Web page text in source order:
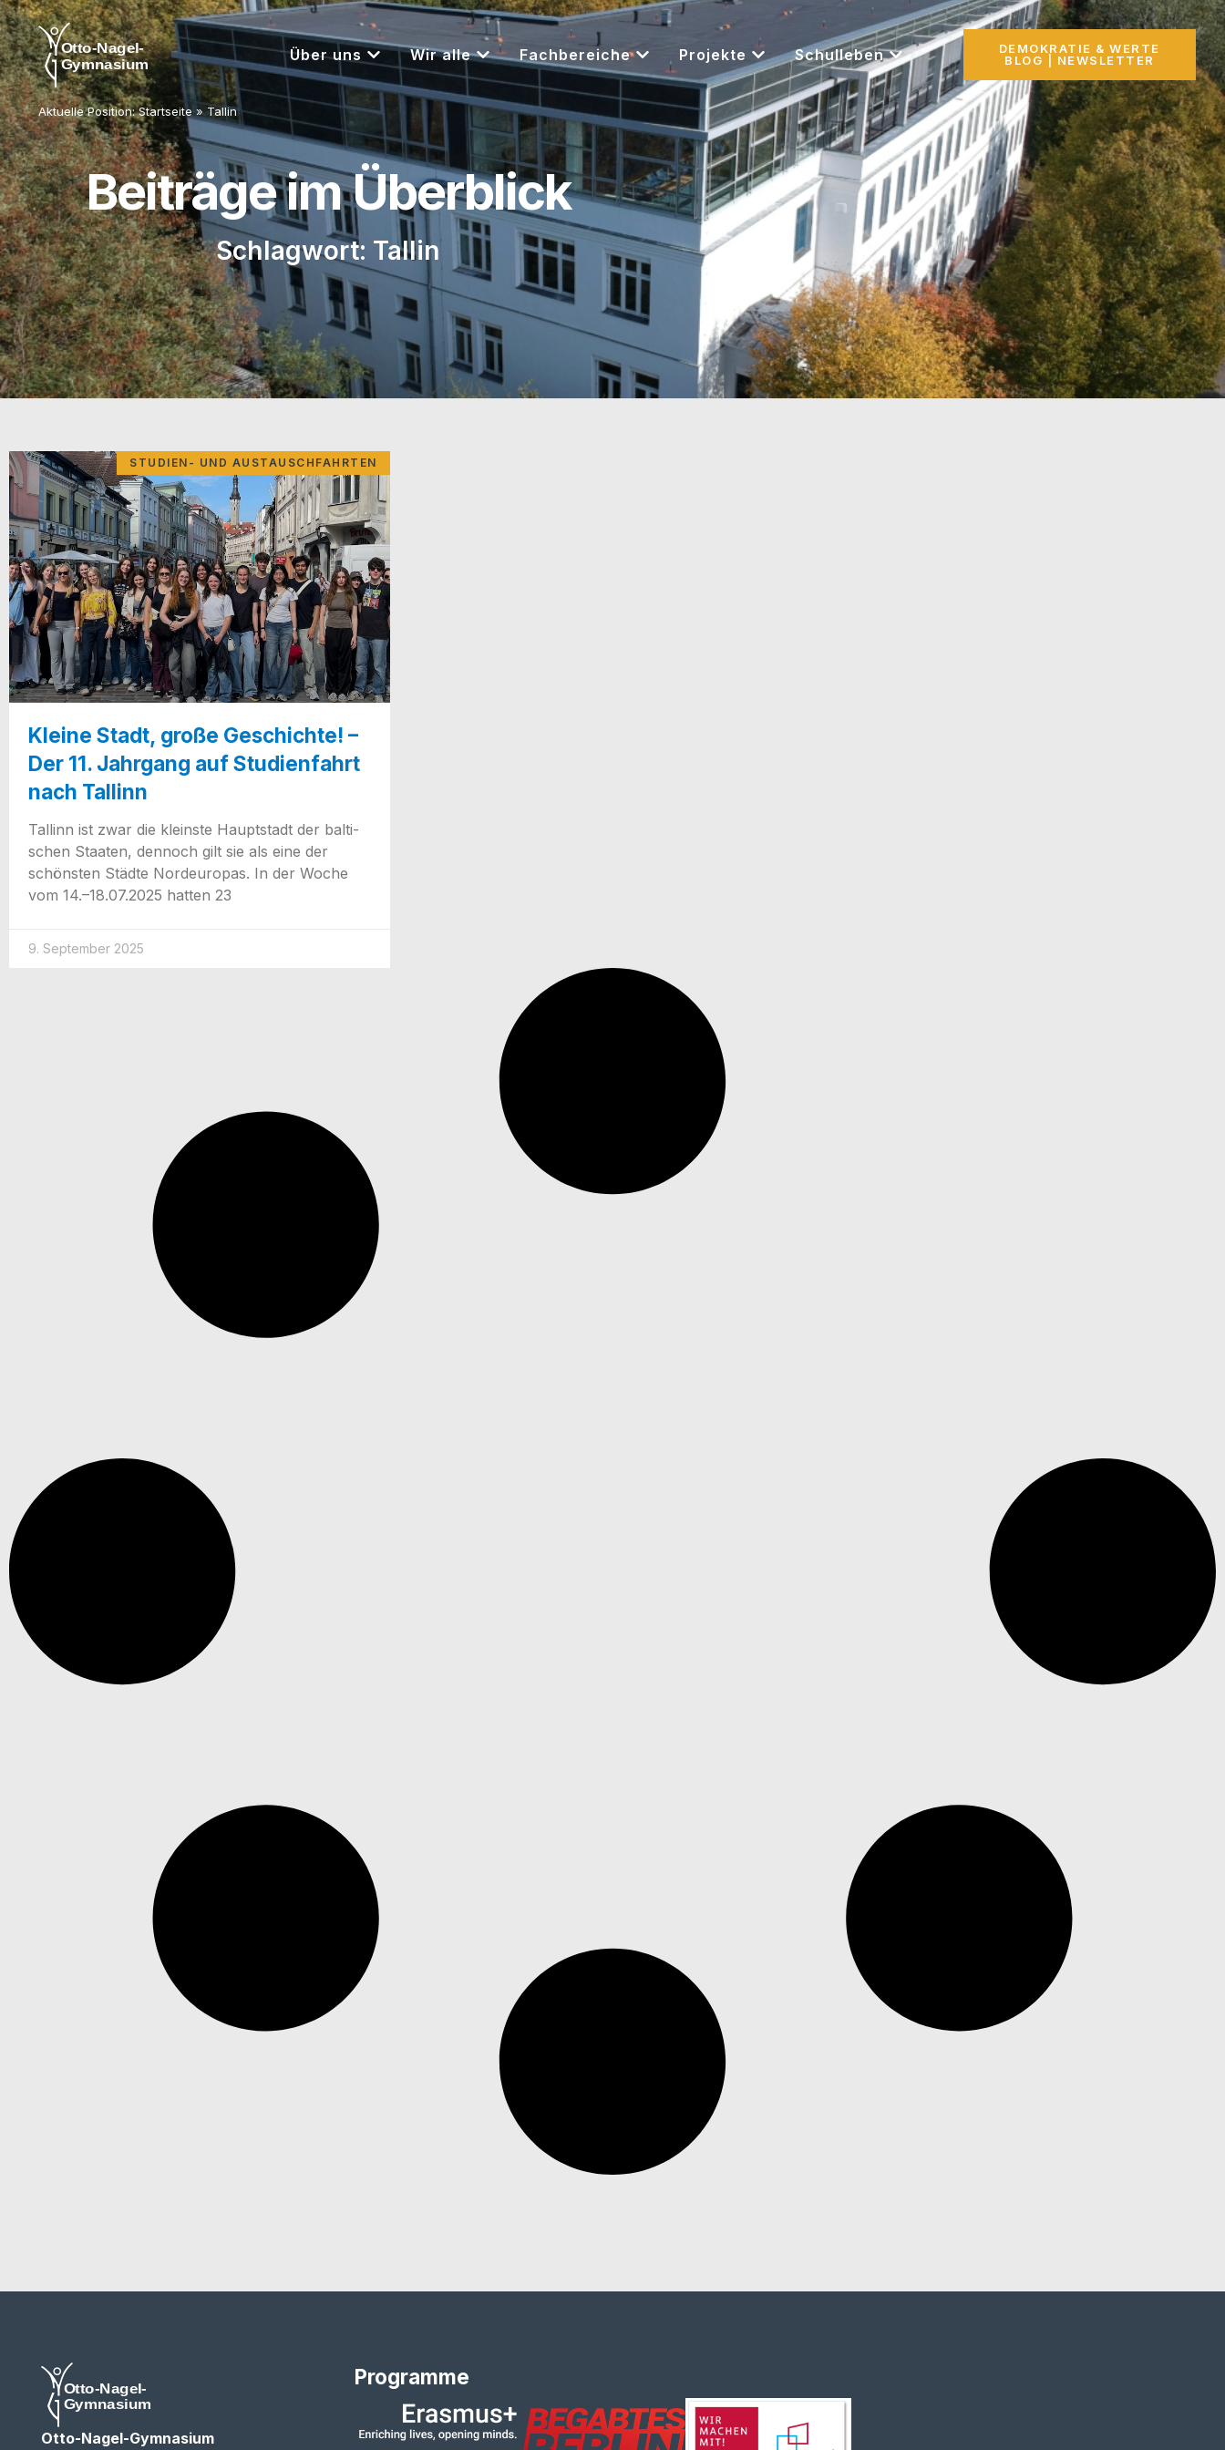
Über uns Wir alle Fachbereiche Projekte Schulleben
DEMOKRATIE & WERTE
BLOG | NEWSLETTER
Aktuelle Position:Startseite »Tallin
Beiträge im Überblick
Schlagwort: Tallin
STUDIEN- UND AUSTAUSCHFAHRTEN
Kleine Stadt, große Geschichte! –
Der 11. Jahrgang auf Studienfahrt
nach Tallinn
Tal­linn ist zwar die kleins­te Haupt­stadt der bal­ti­
schen Staa­ten, den­noch gilt sie als eine der
schöns­ten Städ­te Nord­eu­ro­pas. In der Woche
vom 14.–18.07.2025 hat­ten 23
9. September 2025
Otto-Nagel-Gymnasium
Programme